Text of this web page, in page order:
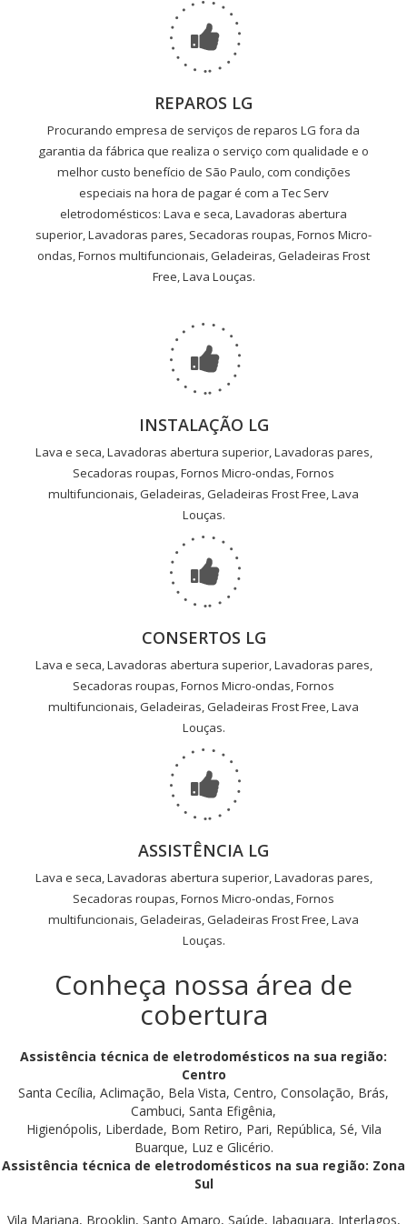
REPAROS LG
Procurando empresa de serviços de reparos LG fora da
garantia da fábrica que realiza o serviço com qualidade e o
melhor custo benefício de São Paulo, com condições
especiais na hora de pagar é com a Tec Serv
eletrodomésticos: Lava e seca, Lavadoras abertura
superior, Lavadoras pares, Secadoras roupas, Fornos Micro-
ondas, Fornos multifuncionais, Geladeiras, Geladeiras Frost
Free, Lava Louças.
INSTALAÇÃO LG
Lava e seca, Lavadoras abertura superior, Lavadoras pares,
Secadoras roupas, Fornos Micro-ondas, Fornos
multifuncionais, Geladeiras, Geladeiras Frost Free, Lava
Louças.
CONSERTOS LG
Lava e seca, Lavadoras abertura superior, Lavadoras pares,
Secadoras roupas, Fornos Micro-ondas, Fornos
multifuncionais, Geladeiras, Geladeiras Frost Free, Lava
Louças.
ASSISTÊNCIA LG
Lava e seca, Lavadoras abertura superior, Lavadoras pares,
Secadoras roupas, Fornos Micro-ondas, Fornos
multifuncionais, Geladeiras, Geladeiras Frost Free, Lava
Louças.
Conheça nossa área de
cobertura
Assistência técnica de eletrodomésticos na sua região:
Centro
Santa Cecília, Aclimação, Bela Vista, Centro, Consolação, Brás,
Cambuci, Santa Efigênia,
Higienópolis, Liberdade, Bom Retiro, Pari, República, Sé, Vila
Buarque, Luz e Glicério.
Assistência técnica de eletrodomésticos na sua região: Zona
Sul
Vila Mariana, Brooklin, Santo Amaro, Saúde, Jabaquara, Interlagos,